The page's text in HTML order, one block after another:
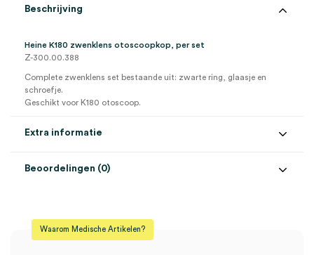
Beschrijving
Heine K180 zwenklens otoscoopkop, per set
Z-300.00.388
Complete zwenklens set bestaande uit: zwarte ring, glaasje en
schroefje.
Geschikt voor K180 otoscoop.
Extra informatie
Steriel onsteriel
Beoordelingen (0)
Er zijn nog geen beoordelingen.
Waarom Medische Artikelen?